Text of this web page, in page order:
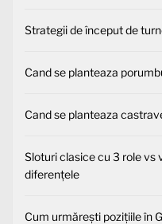
Strategii de început de
Cand se planteaza
Cand se planteaza
Sloturi clasice cu 3 role vs
diferențele
Cum urmărești pozițiile în